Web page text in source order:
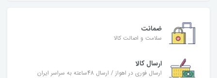
ضمانت
سلامت و اصالت کالا
ارسال کالا
ارسال فوری در اهواز / ارسال 48ساعته به سراسر ایران